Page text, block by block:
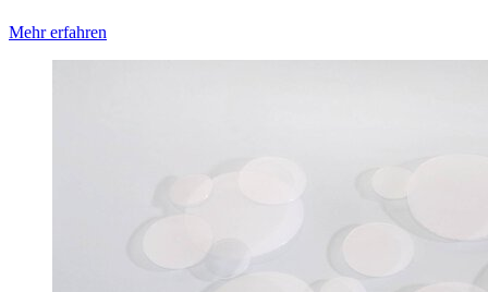
Mehr erfahren